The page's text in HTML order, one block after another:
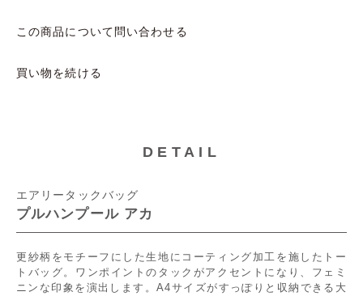
この商品について問い合わせる
買い物を続ける
DETAIL
エアリータックバッグ
プルハンプール アカ
更紗柄をモチーフにした生地にコーティング加工を施したトー
トバッグ。ワンポイントのタックがアクセントになり、フェミ
ニンな印象を演出します。A4サイズがすっぽりと収納できる大